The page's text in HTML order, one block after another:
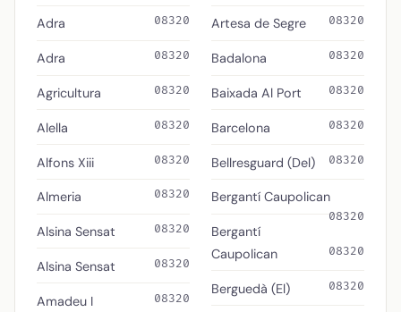
Adra 08320
Adra 08320
Agricultura 08320
Alella 08320
Alfons Xiii 08320
Almeria 08320
Alsina Sensat 08320
Alsina Sensat 08320
Amadeu I 08320
Artesa de Segre 08320
Badalona 08320
Baixada Al Port 08320
Barcelona 08320
Bellresguard (Del) 08320
Bergantí Caupolican
08320
Bergantí
Caupolican
08320
Berguedà (El) 08320